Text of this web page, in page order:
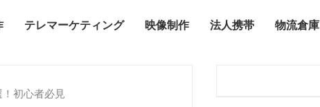
テレマーケティング 映像制作 法人携帯 物流倉庫
！初心者必見